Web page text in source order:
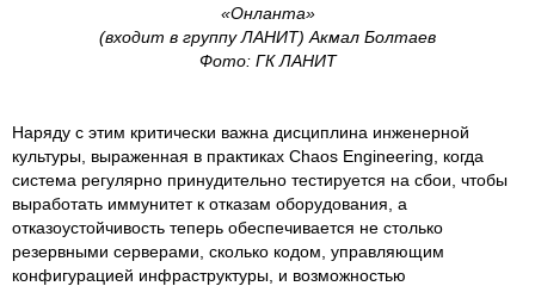
«Онланта»
(входит в группу ЛАНИТ) Акмал Болтаев
Фото: ГК ЛАНИТ
Наряду с этим критически важна дисциплина инженерной
культуры, выраженная в практиках Chaos Engineering, когда
система регулярно принудительно тестируется на сбои, чтобы
выработать иммунитет к отказам оборудования, а
отказоустойчивость теперь обеспечивается не столько
резервными серверами, сколько кодом, управляющим
конфигурацией инфраструктуры, и возможностью